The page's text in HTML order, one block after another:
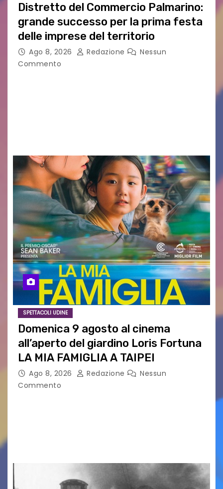
Distretto del Commercio Palmarino:
grande successo per la prima festa
delle imprese del territorio
Ago 8, 2026 Redazione
Nessun
Commento
SPETTACOLI UDINE
Domenica 9 agosto al cinema
all’aperto del giardino Loris Fortuna
LA MIA FAMIGLIA A TAIPEI
Ago 8, 2026 Redazione
Nessun
Commento